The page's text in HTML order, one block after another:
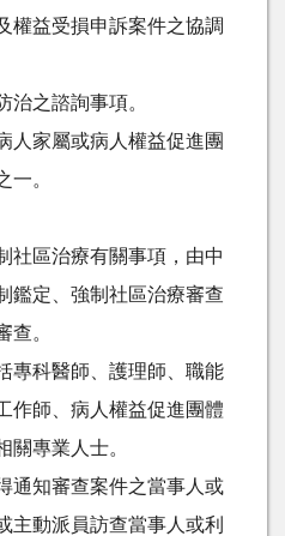
權益受損申訴案件之協調
治之諮詢事項。
人家屬或病人權益促進團
一。
社區治療有關事項，由中
鑑定、強制社區治療審查
查。
專科醫師、護理師、職能
作師、病人權益促進團體
關專業人士。
通知審查案件之當事人或
主動派員訪查當事人或利